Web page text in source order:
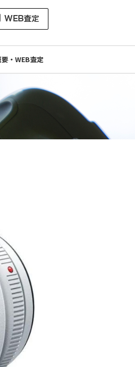
・WEB査定